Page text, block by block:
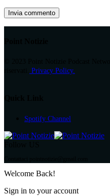
Privacy Policy.
Spotify Channel
Welcome Back!
Sign in to your account